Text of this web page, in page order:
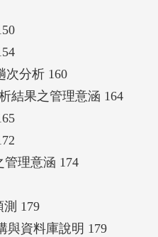
次分析 160
結果之管理意涵 164
管理意涵 174
179
與資料庫說明 179